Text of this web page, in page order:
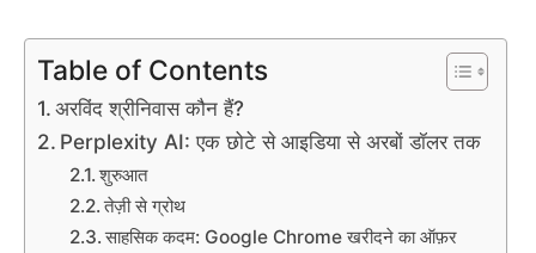
Table of Contents
अरविंद श्रीनिवास कौन हैं?
Perplexity AI: एक छोटे से आइडिया से अरबों डॉलर तक
शुरुआत
तेज़ी से ग्रोथ
साहसिक कदम: Google Chrome खरीदने का ऑफ़र